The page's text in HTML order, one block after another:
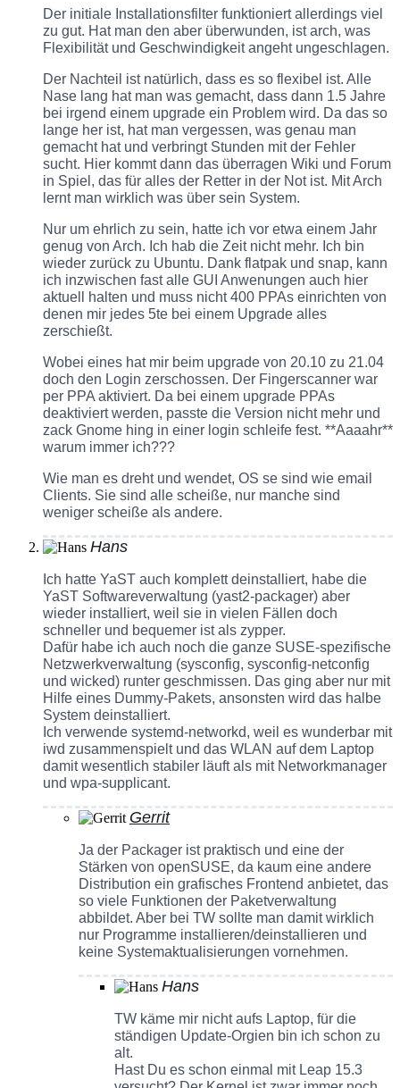
Der initiale Installationsfilter funktioniert allerdings viel
zu gut. Hat man den aber überwunden, ist arch, was
Flexibilität und Geschwindigkeit angeht ungeschlagen.
Der Nachteil ist natürlich, dass es so flexibel ist. Alle
Nase lang hat man was gemacht, dass dann 1.5 Jahre
bei irgend einem upgrade ein Problem wird. Da das so
lange her ist, hat man vergessen, was genau man
gemacht hat und verbringt Stunden mit der Fehler
sucht. Hier kommt dann das überragen Wiki und Forum
in Spiel, das für alles der Retter in der Not ist. Mit Arch
lernt man wirklich was über sein System.
Nur um ehrlich zu sein, hatte ich vor etwa einem Jahr
genug von Arch. Ich hab die Zeit nicht mehr. Ich bin
wieder zurück zu Ubuntu. Dank flatpak und snap, kann
ich inzwischen fast alle GUI Anwenungen auch hier
aktuell halten und muss nicht 400 PPAs einrichten von
denen mir jedes 5te bei einem Upgrade alles
zerschießt.
Wobei eines hat mir beim upgrade von 20.10 zu 21.04
doch den Login zerschossen. Der Fingerscanner war
per PPA aktiviert. Da bei einem upgrade PPAs
deaktiviert werden, passte die Version nicht mehr und
zack Gnome hing in einer login schleife fest. **Aaaahr**
warum immer ich???
Wie man es dreht und wendet, OS se sind wie email
Clients. Sie sind alle scheiße, nur manche sind
weniger scheiße als andere.
Hans
Ich hatte YaST auch komplett deinstalliert, habe die
YaST Softwareverwaltung (yast2-packager) aber
wieder installiert, weil sie in vielen Fällen doch
schneller und bequemer ist als zypper.
Dafür habe ich auch noch die ganze SUSE-spezifische
Netzwerkverwaltung (sysconfig, sysconfig-netconfig
und wicked) runter geschmissen. Das ging aber nur mit
Hilfe eines Dummy-Pakets, ansonsten wird das halbe
System deinstalliert.
Ich verwende systemd-networkd, weil es wunderbar mit
iwd zusammenspielt und das WLAN auf dem Laptop
damit wesentlich stabiler läuft als mit Networkmanager
und wpa-supplicant.
Gerrit
Ja der Packager ist praktisch und eine der
Stärken von openSUSE, da kaum eine andere
Distribution ein grafisches Frontend anbietet, das
so viele Funktionen der Paketverwaltung
abbildet. Aber bei TW sollte man damit wirklich
nur Programme installieren/deinstallieren und
keine Systemaktualisierungen vornehmen.
Hans
TW käme mir nicht aufs Laptop, für die
ständigen Update-Orgien bin ich schon zu
alt.
Hast Du es schon einmal mit Leap 15.3